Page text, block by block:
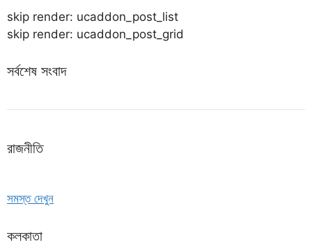
skip render: ucaddon_post_list
skip render: ucaddon_post_grid
সর্বশেষ সংবাদ
রাজনীতি
সমস্ত দেখুন
কলকাতা